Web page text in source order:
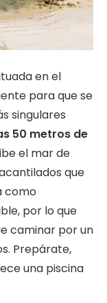
en el
para que se
singulares
50 metros de
el mar de
que
como
por lo que
caminar por un
Prepárate,
una piscina